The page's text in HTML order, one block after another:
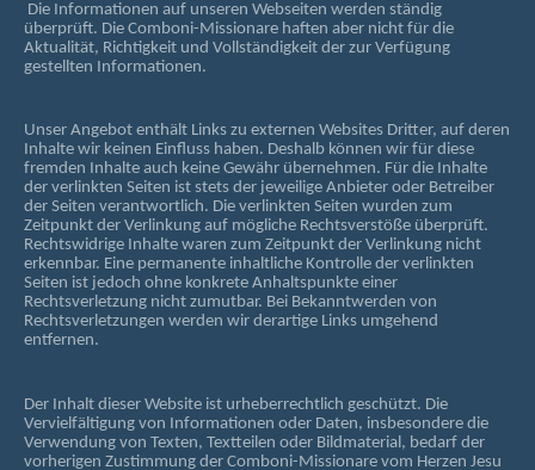
Die Informationen auf unseren Webseiten werden ständig
überprüft. Die Comboni-Missionare haften aber nicht für die
Aktualität, Richtigkeit und Vollständigkeit der zur Verfügung
gestellten Informationen.
Unser Angebot enthält Links zu externen Websites Dritter, auf deren
Inhalte wir keinen Einfluss haben. Deshalb können wir für diese
fremden Inhalte auch keine Gewähr übernehmen. Für die Inhalte
der verlinkten Seiten ist stets der jeweilige Anbieter oder Betreiber
der Seiten verantwortlich. Die verlinkten Seiten wurden zum
Zeitpunkt der Verlinkung auf mögliche Rechtsverstöße überprüft.
Rechtswidrige Inhalte waren zum Zeitpunkt der Verlinkung nicht
erkennbar. Eine permanente inhaltliche Kontrolle der verlinkten
Seiten ist jedoch ohne konkrete Anhaltspunkte einer
Rechtsverletzung nicht zumutbar. Bei Bekanntwerden von
Rechtsverletzungen werden wir derartige Links umgehend
entfernen.
Der Inhalt dieser Website ist urheberrechtlich geschützt. Die
Vervielfältigung von Informationen oder Daten, insbesondere die
Verwendung von Texten, Textteilen oder Bildmaterial, bedarf der
vorherigen Zustimmung der Comboni-Missionare vom Herzen Jesu